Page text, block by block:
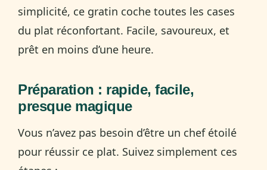
simplicité, ce gratin coche toutes les cases
du plat réconfortant. Facile, savoureux, et
prêt en moins d’une heure.
Préparation : rapide, facile,
presque magique
Vous n’avez pas besoin d’être un chef étoilé
pour réussir ce plat. Suivez simplement ces